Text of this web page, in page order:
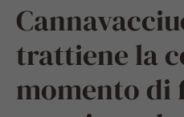
trattiene la
momento di